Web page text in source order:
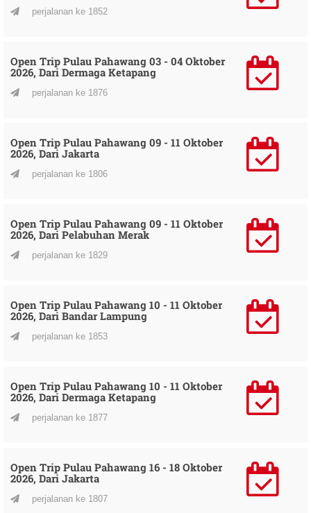
perjalanan ke 1852
Open Trip Pulau Pahawang 03 - 04 Oktober
2026, Dari Dermaga Ketapang
perjalanan ke 1876
Open Trip Pulau Pahawang 09 - 11 Oktober
2026, Dari Jakarta
perjalanan ke 1806
Open Trip Pulau Pahawang 09 - 11 Oktober
2026, Dari Pelabuhan Merak
perjalanan ke 1829
Open Trip Pulau Pahawang 10 - 11 Oktober
2026, Dari Bandar Lampung
perjalanan ke 1853
Open Trip Pulau Pahawang 10 - 11 Oktober
2026, Dari Dermaga Ketapang
perjalanan ke 1877
Open Trip Pulau Pahawang 16 - 18 Oktober
2026, Dari Jakarta
perjalanan ke 1807